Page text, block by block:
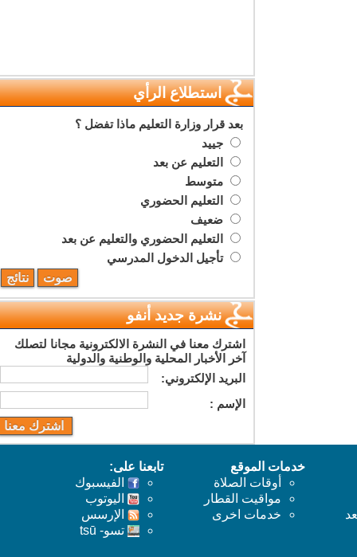
استطلاع الرأي
بعد قرار وزارة التعليم ماذا تفضل ؟
جييد
التعليم عن بعد
متوسط
التعليم الحضوري
ضعيف
التعليم الحضوري والتعليم عن بعد
تأجيل الدخول المدرسي
نشرة جديد أنفو
اشترك معنا في النشرة الالكترونية مجانا لتصلك
آخر الأخبار المحلية والوطنية والدولية
البريد اﻹلكتروني:
اﻹسم :
خدمات الموقع
أوقات الصلاة
مواقيت القطار
خدمات اخرى
تابعنا على:
الفيسبوك
اليوتوب
اﻹرسس
تسو- tsū